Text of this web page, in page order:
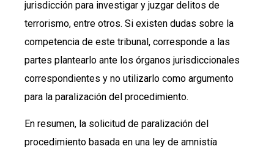
jurisdicción para investigar y juzgar delitos de
terrorismo, entre otros. Si existen dudas sobre la
competencia de este tribunal, corresponde a las
partes plantearlo ante los órganos jurisdiccionales
correspondientes y no utilizarlo como argumento
para la paralización del procedimiento.
En resumen, la solicitud de paralización del
procedimiento basada en una ley de amnistía